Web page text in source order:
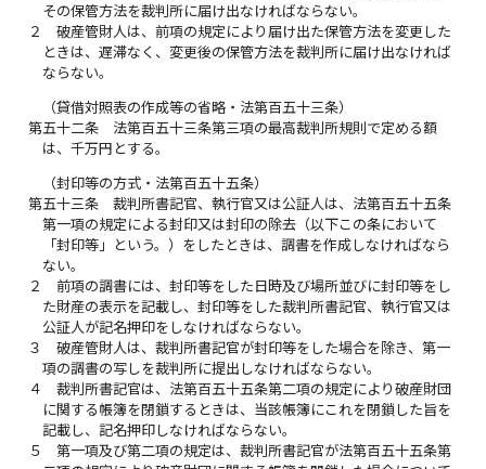
その保管方法を裁判所に届け出なければならない。
２
破産管財人は、前項の規定により届け出た保管方法を変更した
ときは、遅滞なく、変更後の保管方法を裁判所に届け出なければ
ならない。
（貸借対照表の作成等の省略・法第百五十三条）
第五十二条
法第百五十三条第三項の最高裁判所規則で定める額
は、千万円とする。
（封印等の方式・法第百五十五条）
第五十三条
裁判所書記官、執行官又は公証人は、法第百五十五条
第一項の規定による封印又は封印の除去（以下この条において
「封印等」という。）をしたときは、調書を作成しなければなら
ない。
２
前項の調書には、封印等をした日時及び場所並びに封印等をし
た財産の表示を記載し、封印等をした裁判所書記官、執行官又は
公証人が記名押印をしなければならない。
３
破産管財人は、裁判所書記官が封印等をした場合を除き、第一
項の調書の写しを裁判所に提出しなければならない。
４
裁判所書記官は、法第百五十五条第二項の規定により破産財団
に関する帳簿を閉鎖するときは、当該帳簿にこれを閉鎖した旨を
記載し、記名押印しなければならない。
５
第一項及び第二項の規定は、裁判所書記官が法第百五十五条第